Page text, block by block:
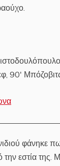
90′
φάνηκε
την εστία